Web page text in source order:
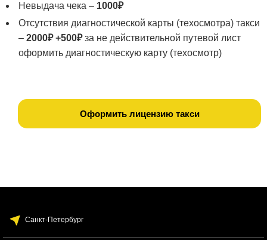
Невыдача чека – 1000₽
Отсутствия диагностической карты (техосмотра) такси
– 2000₽ +500₽за не действительной путевой лист
оформить диагностическую карту (техосмотр)
Оформить лицензию такси
Санкт-Петербург